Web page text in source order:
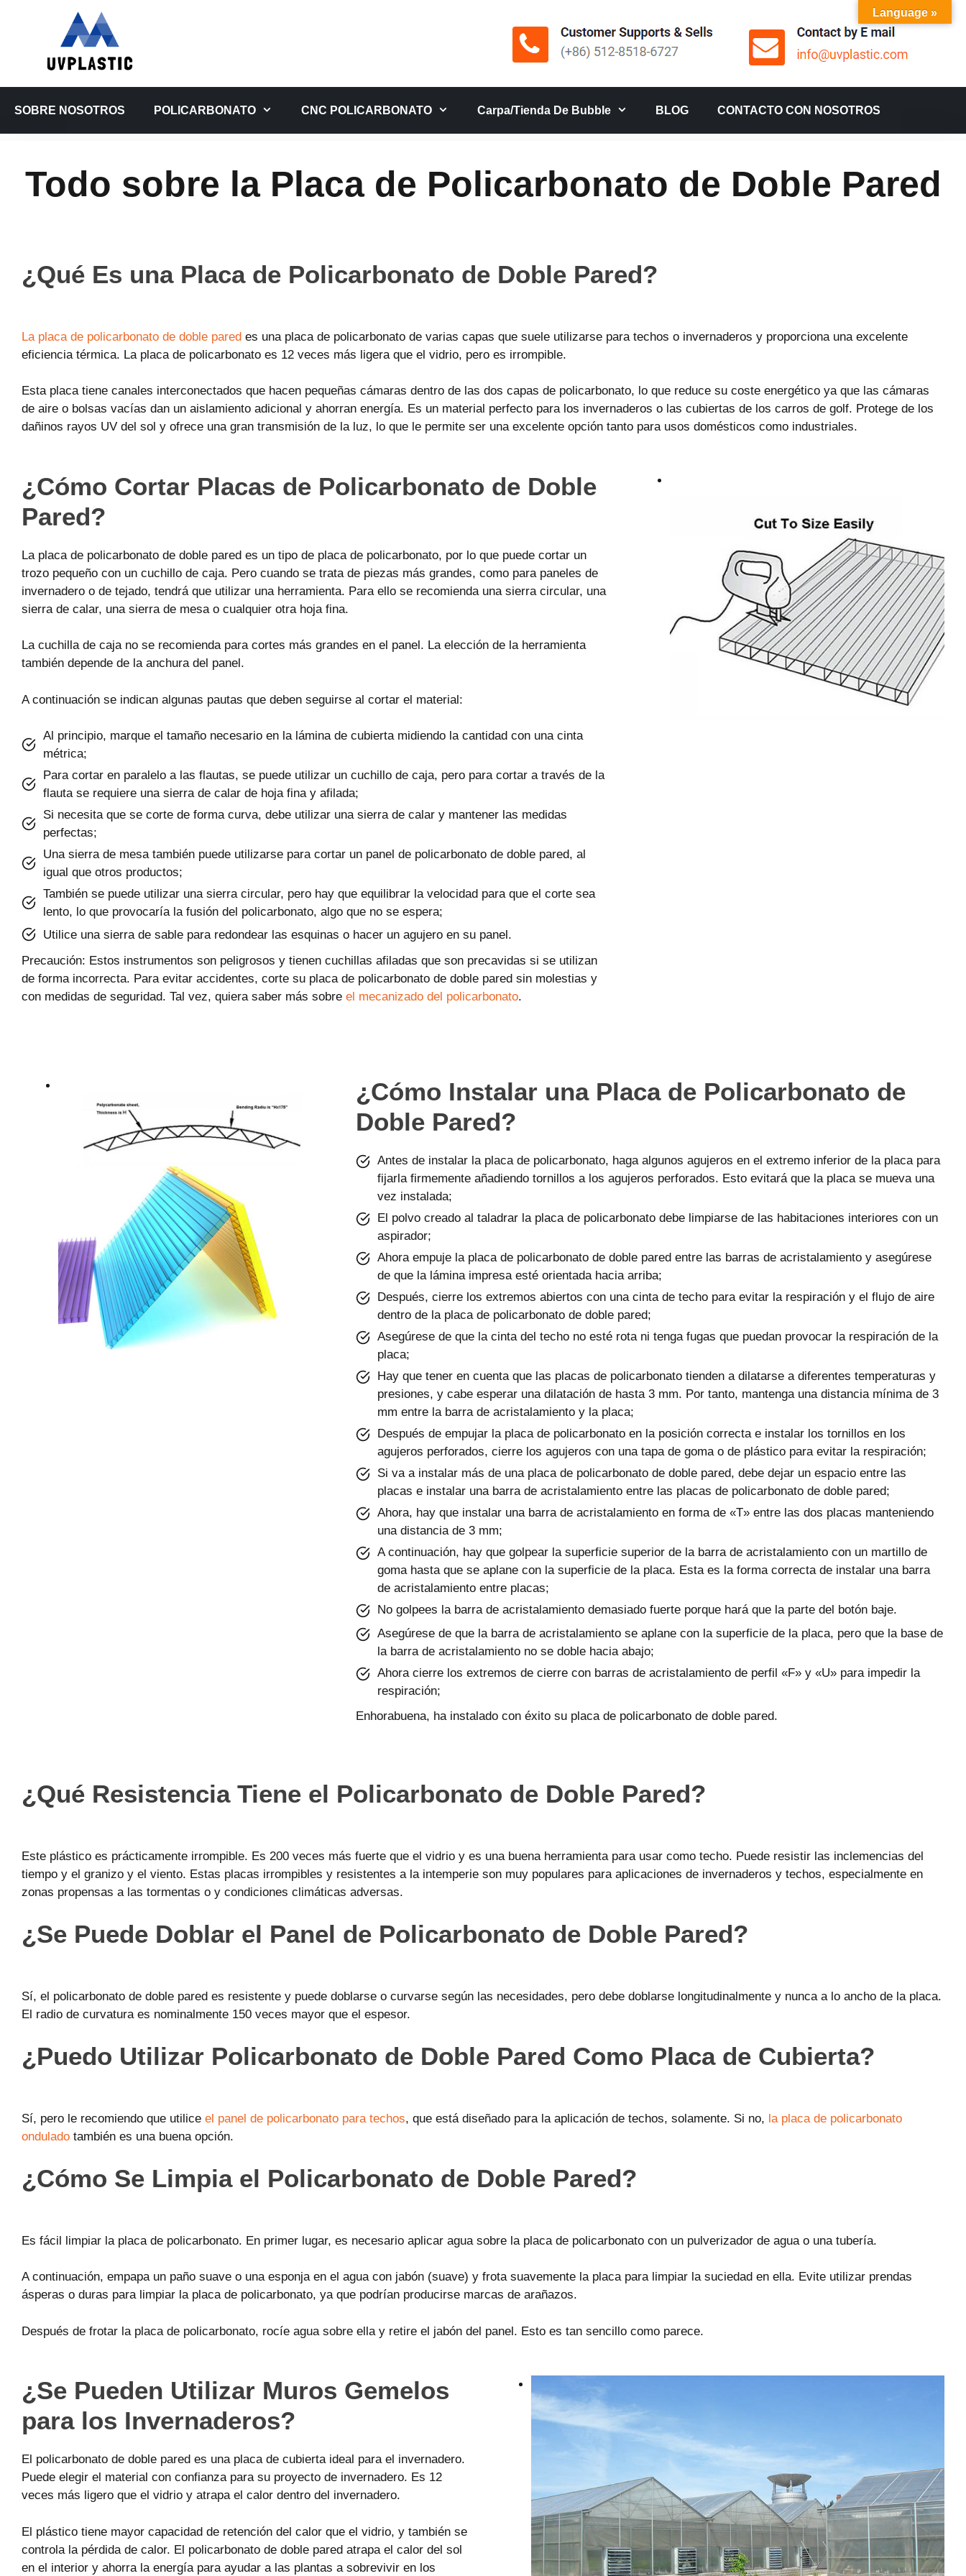
SOBRE NOSOTROS POLICARBONATO CNC POLICARBONATO Carpa/tienda De Bubble BLOG CONTACTO CON NOSOTROS
Todo sobre la Placa de Policarbonato de Doble Pared
¿Qué Es una Placa de Policarbonato de Doble Pared?
La placa de policarbonato de doble pared es una placa de policarbonato de varias capas que suele utilizarse para techos o invernaderos y proporciona una excelente
eficiencia térmica. La placa de policarbonato es 12 veces más ligera que el vidrio, pero es irrompible.
Esta placa tiene canales interconectados que hacen pequeñas cámaras dentro de las dos capas de policarbonato, lo que reduce su coste energético ya que las cámaras
de aire o bolsas vacías dan un aislamiento adicional y ahorran energía. Es un material perfecto para los invernaderos o las cubiertas de los carros de golf. Protege de los
dañinos rayos UV del sol y ofrece una gran transmisión de la luz, lo que le permite ser una excelente opción tanto para usos domésticos como industriales.
¿Cómo Cortar Placas de Policarbonato de Doble
Pared?
La placa de policarbonato de doble pared es un tipo de placa de policarbonato, por lo que puede cortar un
trozo pequeño con un cuchillo de caja. Pero cuando se trata de piezas más grandes, como para paneles de
invernadero o de tejado, tendrá que utilizar una herramienta. Para ello se recomienda una sierra circular, una
sierra de calar, una sierra de mesa o cualquier otra hoja fina.
La cuchilla de caja no se recomienda para cortes más grandes en el panel. La elección de la herramienta
también depende de la anchura del panel.
A continuación se indican algunas pautas que deben seguirse al cortar el material:
Al principio, marque el tamaño necesario en la lámina de cubierta midiendo la cantidad con una cinta
métrica;
Para cortar en paralelo a las flautas, se puede utilizar un cuchillo de caja, pero para cortar a través de la
flauta se requiere una sierra de calar de hoja fina y afilada;
Si necesita que se corte de forma curva, debe utilizar una sierra de calar y mantener las medidas
perfectas;
Una sierra de mesa también puede utilizarse para cortar un panel de policarbonato de doble pared, al
igual que otros productos;
También se puede utilizar una sierra circular, pero hay que equilibrar la velocidad para que el corte sea
lento, lo que provocaría la fusión del policarbonato, algo que no se espera;
Utilice una sierra de sable para redondear las esquinas o hacer un agujero en su panel.
Precaución: Estos instrumentos son peligrosos y tienen cuchillas afiladas que son precavidas si se utilizan
de forma incorrecta. Para evitar accidentes, corte su placa de policarbonato de doble pared sin molestias y
con medidas de seguridad. Tal vez, quiera saber más sobre el mecanizado del policarbonato.
¿Cómo Instalar una Placa de Policarbonato de
Doble Pared?
Antes de instalar la placa de policarbonato, haga algunos agujeros en el extremo inferior de la placa para
fijarla firmemente añadiendo tornillos a los agujeros perforados. Esto evitará que la placa se mueva una
vez instalada;
El polvo creado al taladrar la placa de policarbonato debe limpiarse de las habitaciones interiores con un
aspirador;
Ahora empuje la placa de policarbonato de doble pared entre las barras de acristalamiento y asegúrese
de que la lámina impresa esté orientada hacia arriba;
Después, cierre los extremos abiertos con una cinta de techo para evitar la respiración y el flujo de aire
dentro de la placa de policarbonato de doble pared;
Asegúrese de que la cinta del techo no esté rota ni tenga fugas que puedan provocar la respiración de la
placa;
Hay que tener en cuenta que las placas de policarbonato tienden a dilatarse a diferentes temperaturas y
presiones, y cabe esperar una dilatación de hasta 3 mm. Por tanto, mantenga una distancia mínima de 3
mm entre la barra de acristalamiento y la placa;
Después de empujar la placa de policarbonato en la posición correcta e instalar los tornillos en los
agujeros perforados, cierre los agujeros con una tapa de goma o de plástico para evitar la respiración;
Si va a instalar más de una placa de policarbonato de doble pared, debe dejar un espacio entre las
placas e instalar una barra de acristalamiento entre las placas de policarbonato de doble pared;
Ahora, hay que instalar una barra de acristalamiento en forma de «T» entre las dos placas manteniendo
una distancia de 3 mm;
A continuación, hay que golpear la superficie superior de la barra de acristalamiento con un martillo de
goma hasta que se aplane con la superficie de la placa. Esta es la forma correcta de instalar una barra
de acristalamiento entre placas;
No golpees la barra de acristalamiento demasiado fuerte porque hará que la parte del botón baje.
Asegúrese de que la barra de acristalamiento se aplane con la superficie de la placa, pero que la base de
la barra de acristalamiento no se doble hacia abajo;
Ahora cierre los extremos de cierre con barras de acristalamiento de perfil «F» y «U» para impedir la
respiración;
Enhorabuena, ha instalado con éxito su placa de policarbonato de doble pared.
¿Qué Resistencia Tiene el Policarbonato de Doble Pared?
Este plástico es prácticamente irrompible. Es 200 veces más fuerte que el vidrio y es una buena herramienta para usar como techo. Puede resistir las inclemencias del
tiempo y el granizo y el viento. Estas placas irrompibles y resistentes a la intemperie son muy populares para aplicaciones de invernaderos y techos, especialmente en
zonas propensas a las tormentas o y condiciones climáticas adversas.
¿Se Puede Doblar el Panel de Policarbonato de Doble Pared?
Sí, el policarbonato de doble pared es resistente y puede doblarse o curvarse según las necesidades, pero debe doblarse longitudinalmente y nunca a lo ancho de la placa.
El radio de curvatura es nominalmente 150 veces mayor que el espesor.
¿Puedo Utilizar Policarbonato de Doble Pared Como Placa de Cubierta?
Sí, pero le recomiendo que utilice el panel de policarbonato para techos, que está diseñado para la aplicación de techos, solamente. Si no, la placa de policarbonato
ondulado también es una buena opción.
¿Cómo Se Limpia el Policarbonato de Doble Pared?
Es fácil limpiar la placa de policarbonato. En primer lugar, es necesario aplicar agua sobre la placa de policarbonato con un pulverizador de agua o una tubería.
A continuación, empapa un paño suave o una esponja en el agua con jabón (suave) y frota suavemente la placa para limpiar la suciedad en ella. Evite utilizar prendas
ásperas o duras para limpiar la placa de policarbonato, ya que podrían producirse marcas de arañazos.
Después de frotar la placa de policarbonato, rocíe agua sobre ella y retire el jabón del panel. Esto es tan sencillo como parece.
¿Se Pueden Utilizar Muros Gemelos
para los Invernaderos?
El policarbonato de doble pared es una placa de cubierta ideal para el invernadero.
Puede elegir el material con confianza para su proyecto de invernadero. Es 12
veces más ligero que el vidrio y atrapa el calor dentro del invernadero.
El plástico tiene mayor capacidad de retención del calor que el vidrio, y también se
controla la pérdida de calor. El policarbonato de doble pared atrapa el calor del sol
en el interior y ahorra la energía para ayudar a las plantas a sobrevivir en los
Language »